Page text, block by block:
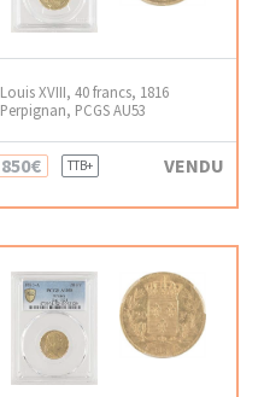
Louis XVIII, 40 francs, 1816
Perpignan, PCGS AU53
850€ TTB+ VENDU